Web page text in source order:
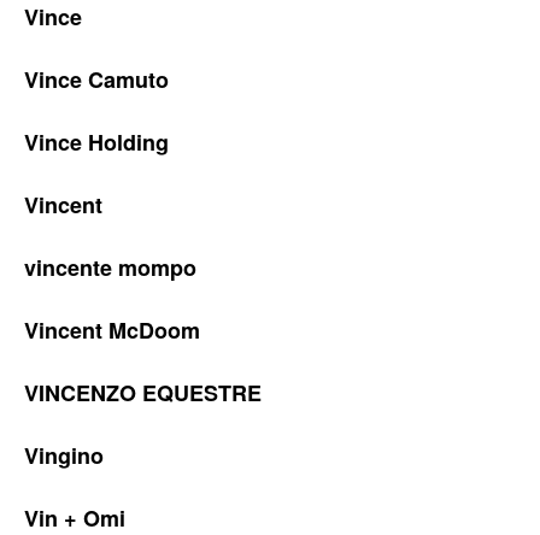
Vince
Vince Camuto
Vince Holding
Vincent
vincente mompo
Vincent McDoom
VINCENZO EQUESTRE
Vingino
Vin + Omi